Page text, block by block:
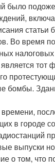
было
Во время
налоговых
тот
бомбы.
в городе
выпуски
о том, что